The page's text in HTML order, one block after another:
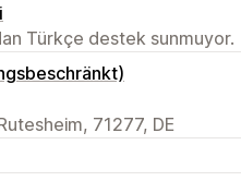
Türkçe destek sunmuyor.
71277, DE